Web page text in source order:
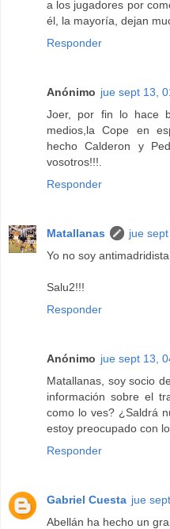
a los jugadores por
él, la mayoría, dejan
Responder
Anónimo jue sept 13,
Joer, por fin lo hace
medios,la Cope en
hecho Calderon y
vosotros!!!.
Responder
Matallanas
jue
Yo no soy
Salu2!!!
Responder
Anónimo jue sept 13,
Matallanas, soy socio
información sobre el
como lo ves? ¿Saldrá
estoy preocupado con
Responder
Gabriel Cuesta jue
Abellán ha hecho un